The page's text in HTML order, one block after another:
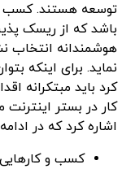
توسعه هستند. کسب و
باشد که از ریسک
هوشمندانه انتخاب
نماید. برای اینکه
کرد باید مبتکرانه
کار در بستر
اشاره کرد که در
کسب و